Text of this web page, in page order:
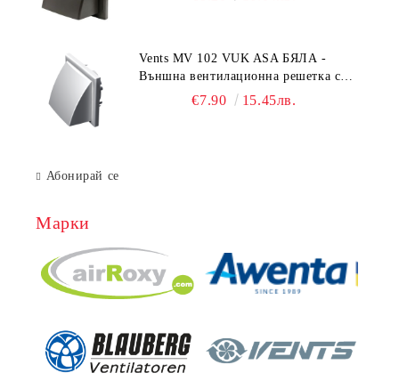
Vents MV 102 VUK ASA БЯЛА -
Външна вентилационна решетка с
гравитачна клапа Ø 100, Ø 125,
€7.90 15.45лв.
Абонирай се
Марки